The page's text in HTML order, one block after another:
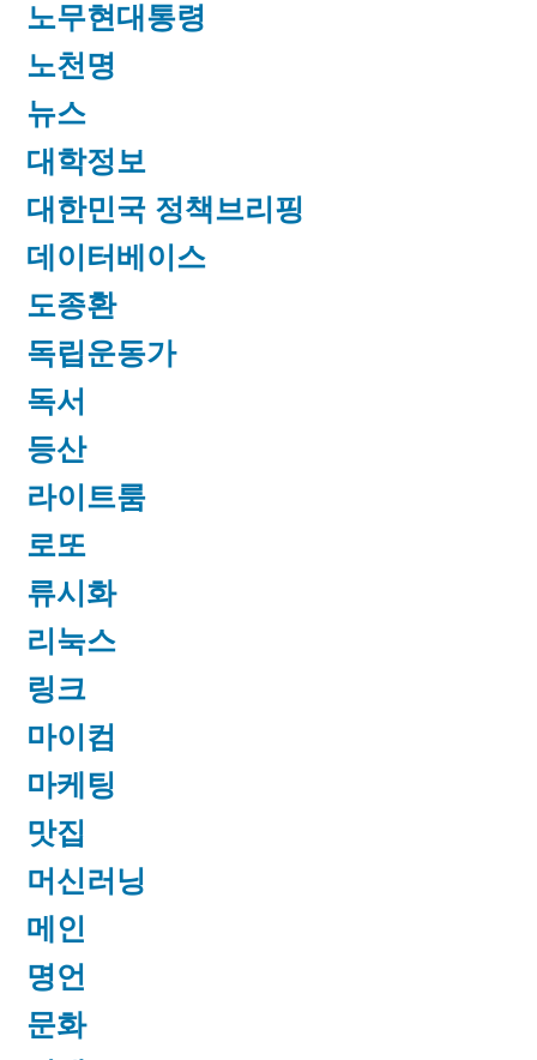
노무현대통령
노천명
뉴스
대학정보
대한민국 정책브리핑
데이터베이스
도종환
독립운동가
독서
등산
라이트룸
로또
류시화
리눅스
링크
마이컴
마케팅
맛집
머신러닝
메인
명언
문화